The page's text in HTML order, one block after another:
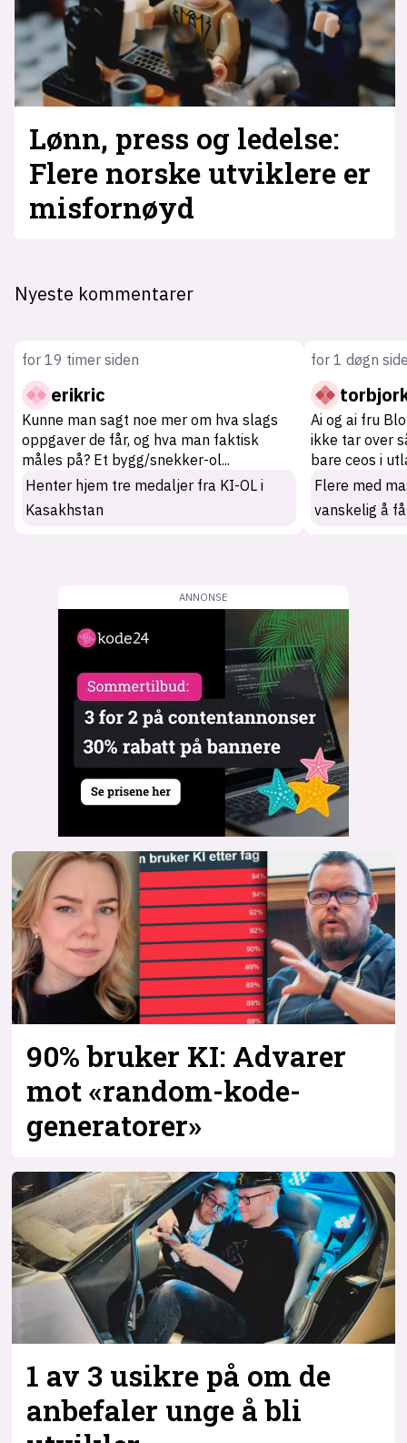
Lønn, press og ledelse:
Flere norske utviklere er
misfornøyd
Nyeste kommentarer
for 19 timer siden
erikric
Kunne man sagt noe mer om hva slags
oppgaver de får, og hva man faktisk
måles på? Et bygg/snekker-ol...
Henter hjem tre medaljer fra KI-OL i
Kasakhstan
for 1 døgn
Ai og ai fru
ikke tar over
bare ceos i
Flere med
vanskelig å
90% bruker KI: Advarer
mot «random-kode-
generatorer»
1 av 3 usikre på om de
anbefaler unge å bli